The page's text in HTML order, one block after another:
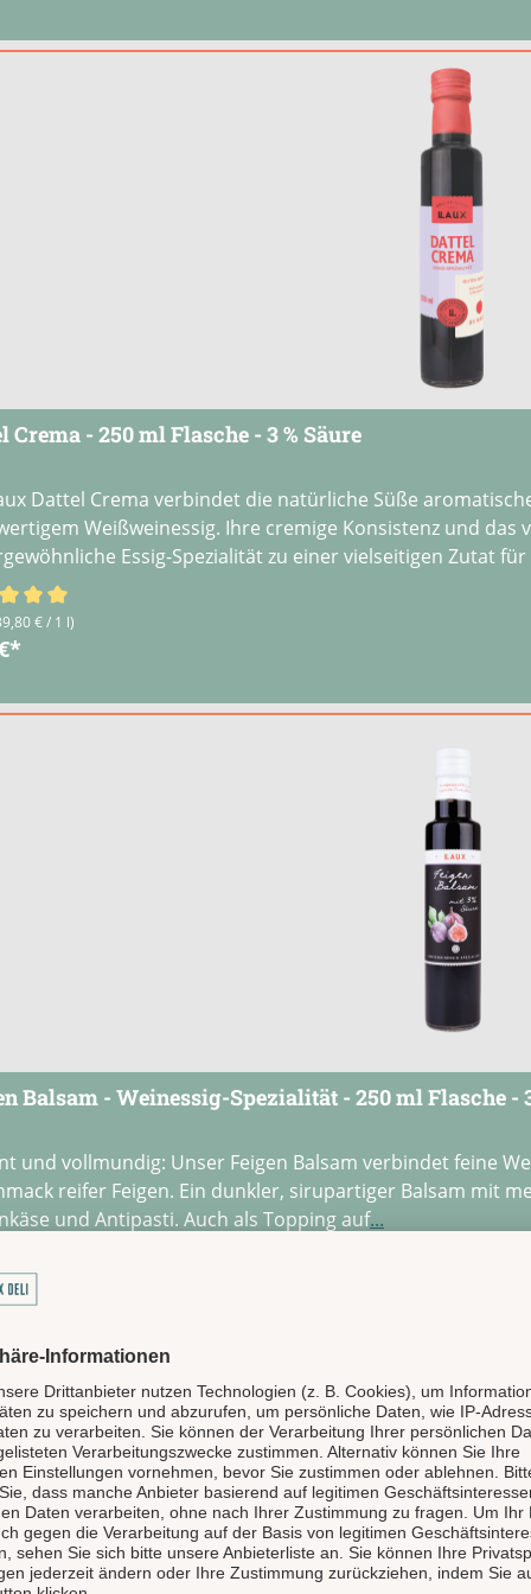
Crema - 250 ml Flasche - 3 % Säure
Dattel Crema verbindet die natürliche Süße
Weißweinessig. Ihre cremige Konsistenz und das
Essig-Spezialität zu einer vielseitigen Zutat für
Bewertung von 5 von 5 Sternen
€ / 1 l)
Balsam - Weinessig-Spezialität - 250 ml Flasche -
und vollmundig: Unser Feigen Balsam verbindet feine
reifer Feigen. Ein dunkler, sirupartiger Balsam mit
und Antipasti. Auch als Topping auf...
Bewertung von 4.67 von 5 Sternen
€ / 1 l)